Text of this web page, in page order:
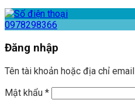
0978298366
Đăng nhập
Tên tài khoản hoặc địa chỉ email
Mật khẩu *